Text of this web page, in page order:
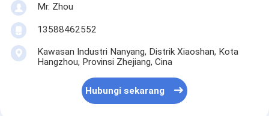
Mr. Zhou
13588462552
Kawasan Industri Nanyang, Distrik Xiaoshan, Kota
Hangzhou, Provinsi Zhejiang, Cina
Hubungi sekarang